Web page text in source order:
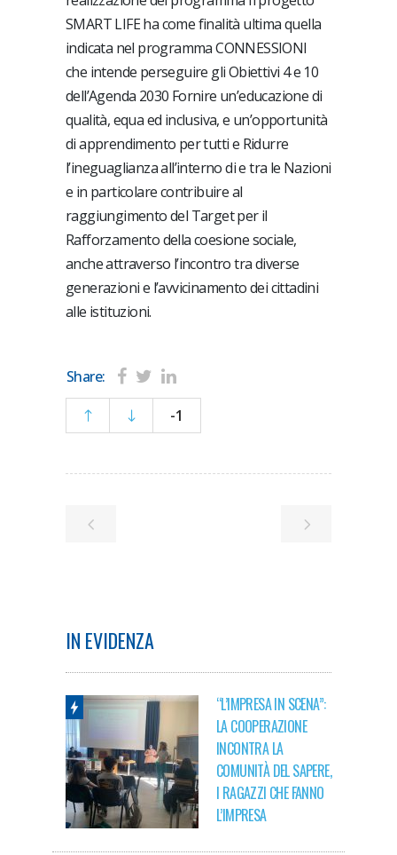
SMART LIFE ha come finalità ultima quella
indicata nel programma CONNESSIONI
che intende perseguire gli Obiettivi 4 e 10
dell’Agenda 2030 Fornire un’educazione di
qualità, equa ed inclusiva, e un’opportunità
di apprendimento per tutti e Ridurre
l’ineguaglianza all’interno di e tra le Nazioni
e in particolare contribuire al
raggiungimento del Target per il
Rafforzamento della coesione sociale,
anche attraverso l’incontro tra diverse
generazioni e l’avvicinamento dei cittadini
alle istituzioni.
Share:
-1
IN EVIDENZA
“L’IMPRESA IN SCENA”:
LA COOPERAZIONE
INCONTRA LA
COMUNITÀ DEL SAPERE,
I RAGAZZI CHE FANNO
L’IMPRESA